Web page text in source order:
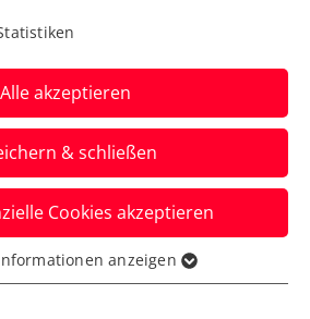
Wie man
aufgibt, um
zu gewinnen
Ass hat in Wien-
Buch mit eben diesem
Alle akzeptieren
& schließen
Cookies akzeptieren
für grundlegende
anzeigen